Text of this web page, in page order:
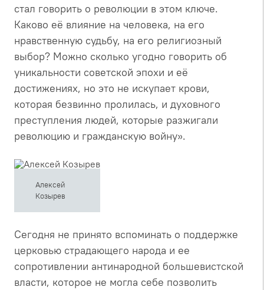
стал говорить о революции в этом ключе.
Каково её влияние на человека, на его
нравственную судьбу, на его религиозный
выбор? Можно сколько угодно говорить об
уникальности советской эпохи и её
достижениях, но это не искупает крови,
которая безвинно пролилась, и духовного
преступления людей, которые разжигали
революцию и гражданскую войну».
Алексей
Козырев
Сегодня не принято вспоминать о поддержке
церковью страдающего народа и ее
сопротивлении антинародной большевистской
власти, которое не могла себе позволить